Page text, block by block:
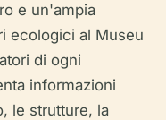
e un'ampia
ecologici al Museu
di ogni
informazioni
le strutture, la